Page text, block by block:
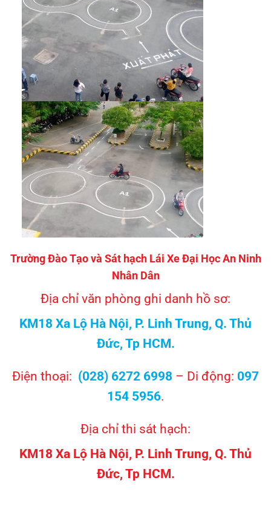
Trường Đào Tạo và Sát hạch Lái Xe Đại Học An Ninh
Nhân Dân
Địa chỉ văn phòng ghi danh hồ sơ:
KM18 Xa Lộ Hà Nội, P. Linh Trung, Q. Thủ
Đức, Tp HCM.
Điện thoại: (028) 6272 6998 – Di động: 097
154 5956.
Địa chỉ thi sát hạch:
KM18 Xa Lộ Hà Nội, P. Linh Trung, Q. Thủ
Đức, Tp HCM.